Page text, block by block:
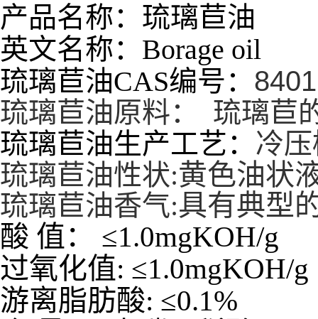
产品名称：琉璃苣油
英文名称： Borage oil
琉璃苣油CAS编号：
琉璃苣油原料： 琉璃苣
琉璃苣油生产工艺： 冷
琉璃苣油性状:黄色油状
琉璃苣油香气:具有典型
酸 值： ≤1.0mgKOH/g
过氧化值: ≤1.0mgKOH/g
游离脂肪酸: ≤0.1%